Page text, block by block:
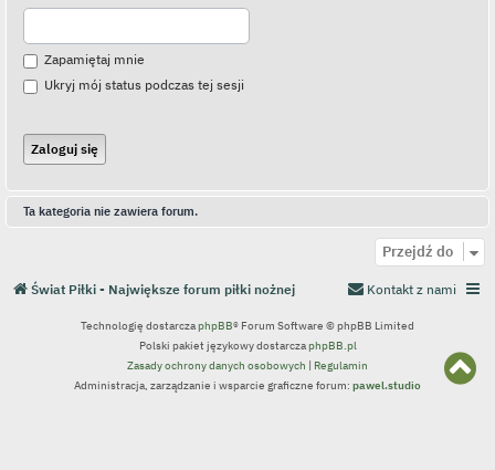
Zapamiętaj mnie
Ukryj mój status podczas tej sesji
Ta kategoria nie zawiera forum.
Przejdź do
N
Świat Piłki - Największe forum piłki nożnej Kontakt z nami
Technologię dostarczaphpBB® Forum Software © phpBB Limited
Polski pakiet językowy dostarczaphpBB.pl
Zasady ochrony danych osobowych
Regulamin
Administracja, zarządzanie i wsparcie graficzne forum: pawel.studio